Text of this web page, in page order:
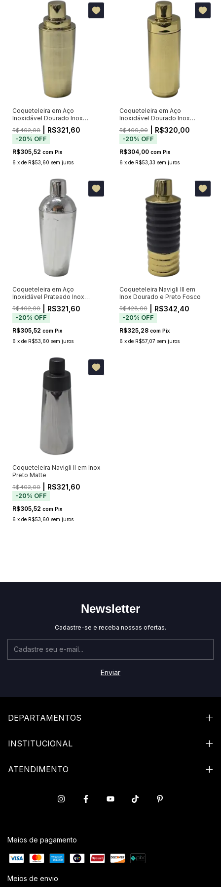
Coqueteleira em Aço
Inoxidável Dourado Inox
R$402,00 | R$321,60
-20% OFF
R$305,52 com Pix
6 x de R$53,60 sem juros
Coqueteleira em Aço
Inoxidável Dourado Inox
R$400,00| R$320,00
-20% OFF
R$304,00 com Pix
6 x de R$53,33 sem juros
Coqueteleira em Aço
Inoxidável Prateado Inox
R$402,00 | R$321,60
-20% OFF
R$305,52 com Pix
6 x de R$53,60 sem juros
Coqueteleira Navigli III em
Inox Dourado e Preto Fosco
R$428,00| R$342,40
-20% OFF
R$325,28 com Pix
6 x de R$57,07 sem juros
Coqueteleira Navigli II em Inox
Preto Matte
R$402,00 | R$321,60
-20% OFF
R$305,52 com Pix
6 x de R$53,60 sem juros
Newsletter
Cadastre-se e receba nossas ofertas.
DEPARTAMENTOS
INSTITUCIONAL
ATENDIMENTO
Meios de pagamento
Meios de envio